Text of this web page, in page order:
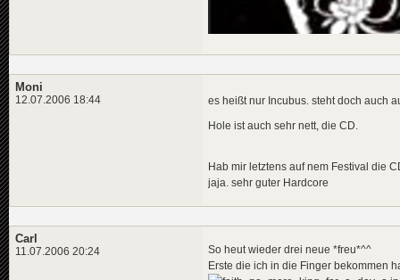
Moni
12.07.2006 18:44 es heißt nur Incubus. steht doch auch
Hole ist auch sehr nett, die CD.
Hab mir letztens auf nem Festival die
jaja. sehr guter Hardcore
Carl
11.07.2006 20:24
So heut wieder drei neue *freu*^^
Erste die ich in die Finger bekommen